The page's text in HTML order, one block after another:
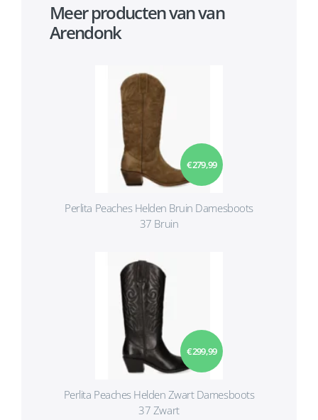
Meer producten van van
Arendonk
€ 279,99
Perlita Peaches Helden Bruin Damesboots
37 Bruin
€ 299,99
Perlita Peaches Helden Zwart Damesboots
37 Zwart